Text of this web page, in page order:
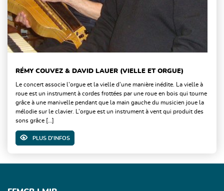
RÉMY COUVEZ & DAVID LAUER (VIELLE ET ORGUE)
Le concert associe l’orgue et la vielle d’une manière inédite. La vielle à
roue est un instrument à cordes frottées par une roue en bois qui tourne
grâce à une manivelle pendant que la main gauche du musicien joue la
mélodie sur le clavier. L’orgue est un instrument à vent qui produit des
sons grâce […]
PLUS D'INFOS